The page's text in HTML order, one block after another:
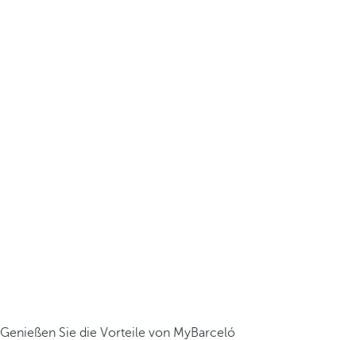
Genießen Sie die Vorteile von MyBarceló